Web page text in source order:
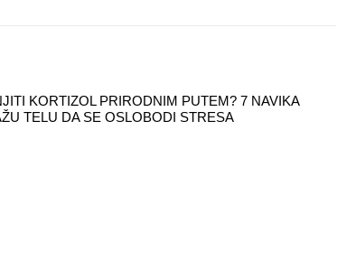
KORTIZOL PRIRODNIM PUTEM? 7 NAVIKA
TELU DA SE OSLOBODI STRESA